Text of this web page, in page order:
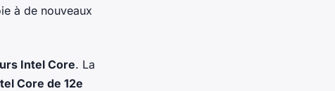
à de nouveaux
Intel Core. La
Core de 12e